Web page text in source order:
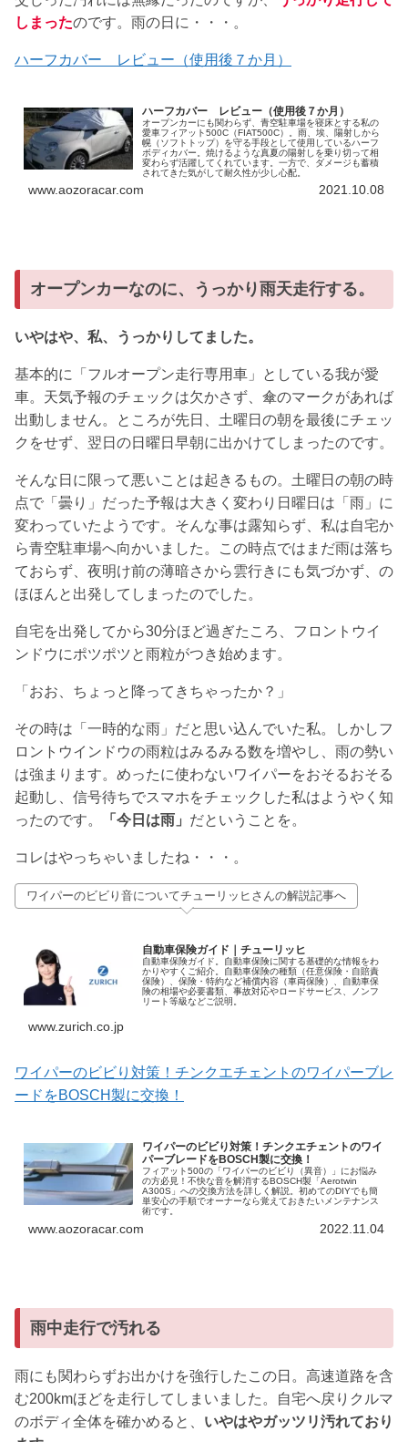
しまったのです。雨の日に・・・。
ハーフカバー レビュー（使用後７か月）
ハーフカバー レビュー（使用後７か月）
オープンカーにも関わらず、青空駐車場を寝床とする私の
愛車フィアット500C（FIAT500C）。雨、埃、陽射しから
幌（ソフトトップ）を守る手段として使用しているハーフ
ボディカバー。焼けるような真夏の陽射しを乗り切って相
変わらず活躍してくれています。一方で、ダメージも蓄積
されてきた気がして耐久性が少し心配。
www.aozoracar.com 2021.10.08
オープンカーなのに、うっかり雨天走行する。
いやはや、私、うっかりしてました。
基本的に「フルオープン走行専用車」としている我が愛
車。天気予報のチェックは欠かさず、傘のマークがあれば
出動しません。ところが先日、土曜日の朝を最後にチェッ
クをせず、翌日の日曜日早朝に出かけてしまったのです。
そんな日に限って悪いことは起きるもの。土曜日の朝の時
点で「曇り」だった予報は大きく変わり日曜日は「雨」に
変わっていたようです。そんな事は露知らず、私は自宅か
ら青空駐車場へ向かいました。この時点ではまだ雨は落ち
ておらず、夜明け前の薄暗さから雲行きにも気づかず、の
ほほんと出発してしまったのでした。
自宅を出発してから30分ほど過ぎたころ、フロントウイ
ンドウにポツポツと雨粒がつき始めます。
「おお、ちょっと降ってきちゃったか？」
その時は「一時的な雨」だと思い込んでいた私。しかしフ
ロントウインドウの雨粒はみるみる数を増やし、雨の勢い
は強まります。めったに使わないワイパーをおそるおそる
起動し、信号待ちでスマホをチェックした私はようやく知
ったのです。
「今日は雨」 だということを。
コレはやっちゃいましたね・・・。
ワイパーのビビり音についてチューリッヒさんの解説記事へ
自動車保険ガイド｜チューリッヒ
自動車保険ガイド。自動車保険に関する基礎的な情報をわ
かりやすくご紹介。自動車保険の種類（任意保険・自賠責
保険）、保険・特約など補償内容（車両保険）、自動車保
険の相場や必要書類、事故対応やロードサービス、ノンフ
リート等級などご説明。
www.zurich.co.jp
ワイパーのビビり対策！チンクエチェントのワイパーブレ
ードをBOSCH製に交換！
ワイパーのビビり対策！チンクエチェントのワイ
パーブレードをBOSCH製に交換！
フィアット500の「ワイパーのビビり（異音）」にお悩み
の方必見！不快な音を解消するBOSCH製「Aerotwin
A300S」への交換方法を詳しく解説。初めてのDIYでも簡
単安心の手順でオーナーなら覚えておきたいメンテナンス
術です。
www.aozoracar.com 2022.11.04
雨中走行で汚れる
雨にも関わらずお出かけを強行したこの日。高速道路を含
む200kmほどを走行してしまいました。自宅へ戻りクルマ
のボディ全体を確かめると、 いやはやガッツリ汚れており